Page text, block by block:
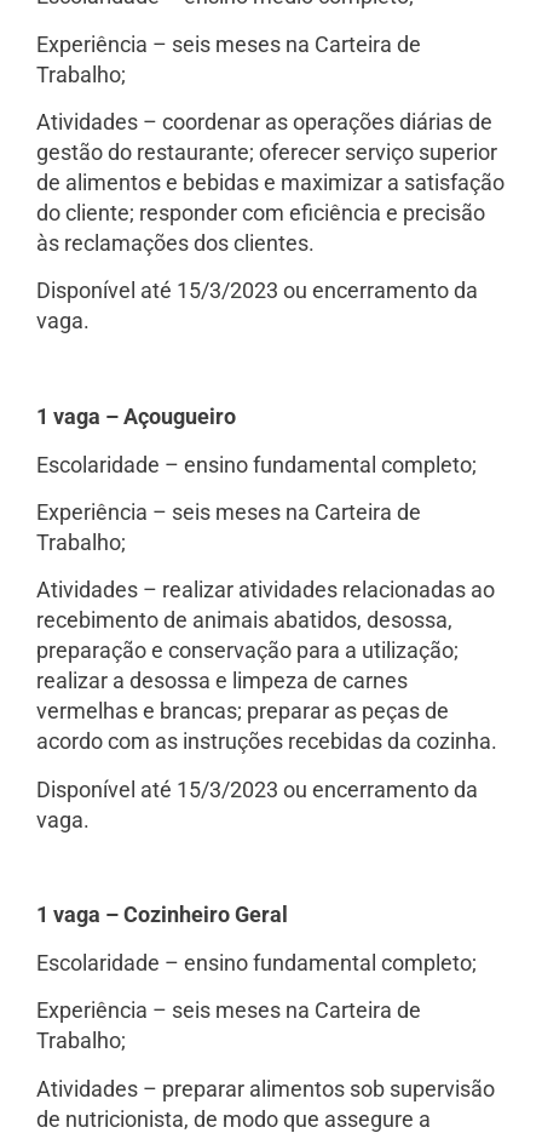
Experiência – seis meses na Carteira de
Trabalho;
Atividades – coordenar as operações diárias de
gestão do restaurante; oferecer serviço superior
de alimentos e bebidas e maximizar a satisfação
do cliente; responder com eficiência e precisão
às reclamações dos clientes.
Disponível até 15/3/2023 ou encerramento da
vaga.
1 vaga – Açougueiro
Escolaridade – ensino fundamental completo;
Experiência – seis meses na Carteira de
Trabalho;
Atividades – realizar atividades relacionadas ao
recebimento de animais abatidos, desossa,
preparação e conservação para a utilização;
realizar a desossa e limpeza de carnes
vermelhas e brancas; preparar as peças de
acordo com as instruções recebidas da cozinha.
Disponível até 15/3/2023 ou encerramento da
vaga.
1 vaga – Cozinheiro Geral
Escolaridade – ensino fundamental completo;
Experiência – seis meses na Carteira de
Trabalho;
Atividades – preparar alimentos sob supervisão
de nutricionista, de modo que assegure a